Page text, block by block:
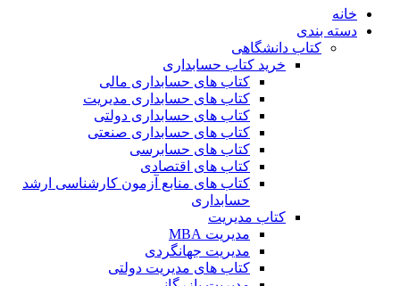
خانه
دسته بندی
کتاب دانشگاهی
خرید کتاب حسابداری
کتاب های حسابداری مالی
کتاب های حسابداری مدیریت
کتاب های حسابداری دولتی
کتاب های حسابداری صنعتی
کتاب های حسابرسی
کتاب های اقتصادی
کتاب های منابع آزمون کارشناسی ارشد
حسابداری
کتاب مدیریت
مدیریت MBA
مدیریت جهانگردی
کتاب های مدیریت دولتی